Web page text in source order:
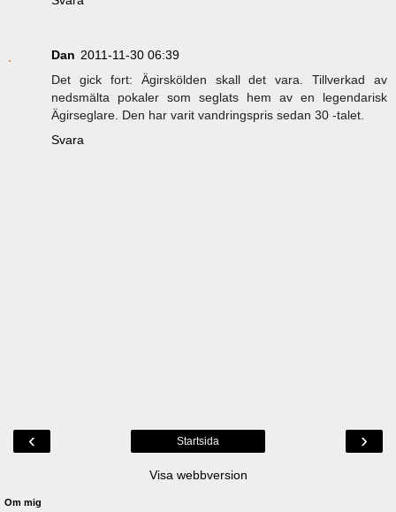
Dan 2011-11-30 06:39
Det gick fort: Ägirskölden skall det vara. Tillverkad av
nedsmälta pokaler som seglats hem av en legendarisk
Ägirseglare. Den har varit vandringspris sedan 30 -talet.
Svara
‹ ›
Startsida
Visa webbversion
Om mig